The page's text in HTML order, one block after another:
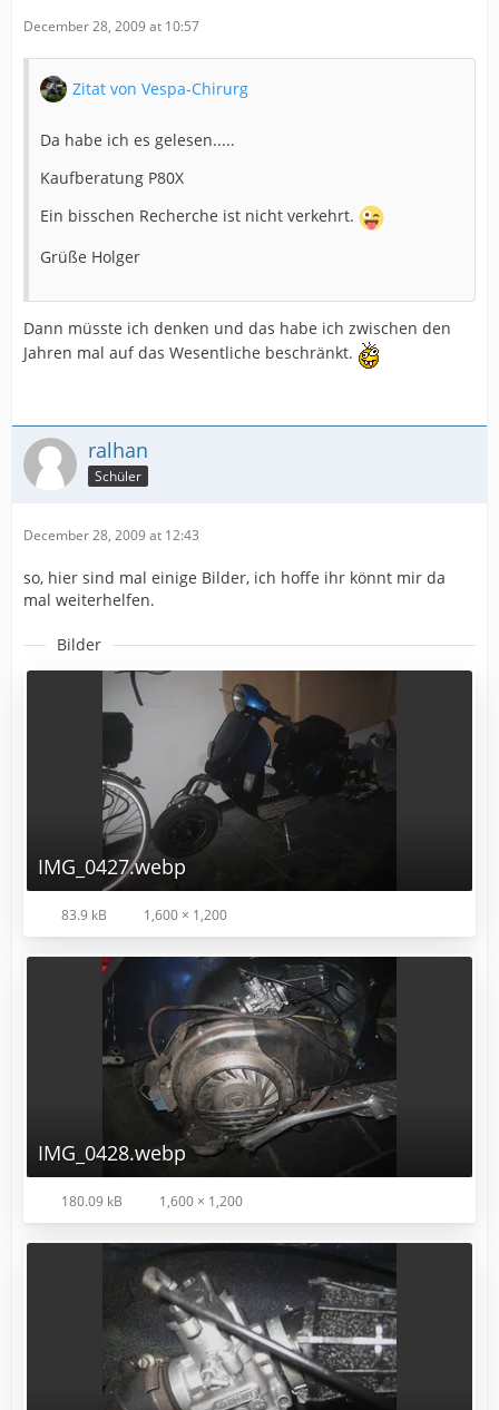
December 28, 2009 at 10:57
Zitat von Vespa-Chirurg
Da habe ich es gelesen.....
Kaufberatung P80X
Ein bisschen Recherche ist nicht verkehrt.
Grüße Holger
Dann müsste ich denken und das habe ich zwischen den
Jahren mal auf das Wesentliche beschränkt.
ralhan
Schüler
December 28, 2009 at 12:43
so, hier sind mal einige Bilder, ich hoffe ihr könnt mir da
mal weiterhelfen.
Bilder
IMG_0427.webp
83.9 kB 1,600 × 1,200
IMG_0428.webp
180.09 kB 1,600 × 1,200